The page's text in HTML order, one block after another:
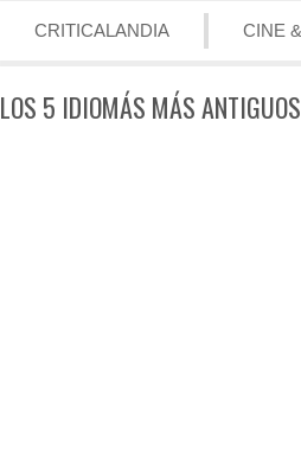
Menú
CRITICALANDIA
CINE
LOS 5 IDIOMÁS MÁS